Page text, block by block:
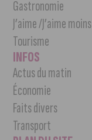
Gastronomie
J’aime /J’aime moins
Tourisme
INFOS
Actus du matin
Économie
Faits divers
Transport